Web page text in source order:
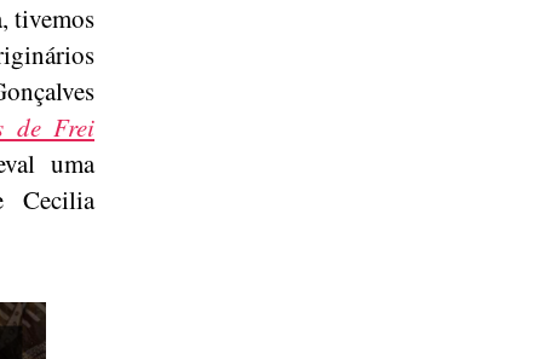
tivemos
de Frei
uma
Cecilia